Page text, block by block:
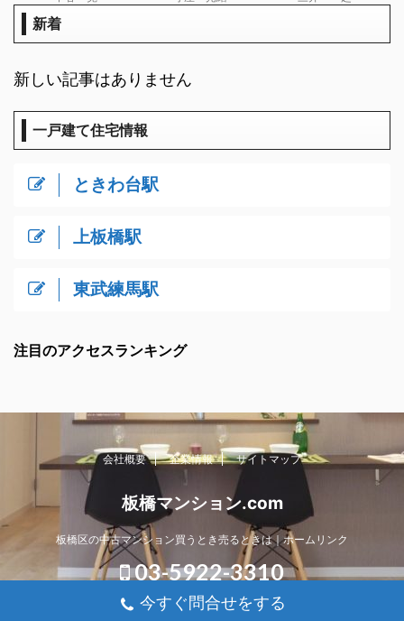
新着
新しい記事はありません
一戸建て住宅情報
ときわ台駅
上板橋駅
東武練馬駅
注目のアクセスランキング
会社概要 企業情報 サイトマップ
板橋マンション.com
板橋区の中古マンション買うとき売るときは｜ホームリンク
03-5922-3310
Copyright© 板橋マンション.com , 2026 All Rights Reserved.
今すぐ問合せをする